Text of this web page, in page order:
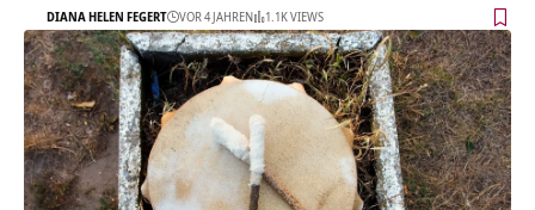
DIANA HELEN FEGERT VOR 4 JAHREN 1.1K VIEWS